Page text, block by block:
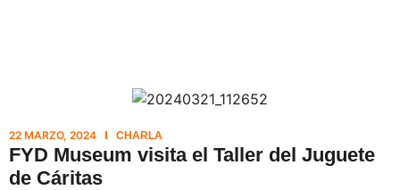
22 MARZO, 2024 CHARLA
FYD Museum visita el Taller del Juguete
de Cáritas